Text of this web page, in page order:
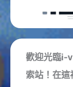
歡迎光臨i-
索站！在